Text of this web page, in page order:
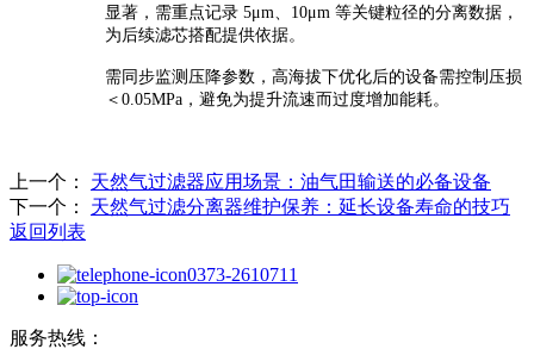
显著，需重点记录 5μm、10μm 等关键粒径的分离数据，
为后续滤芯搭配提供依据。
需同步监测压降参数，高海拔下优化后的设备需控制压损
＜0.05MPa，避免为提升流速而过度增加能耗。
上一个：
天然气过滤器应用场景：油气田输送的必备设备
下一个：
天然气过滤分离器维护保养：延长设备寿命的技巧
返回列表
0373-2610711
服务热线：